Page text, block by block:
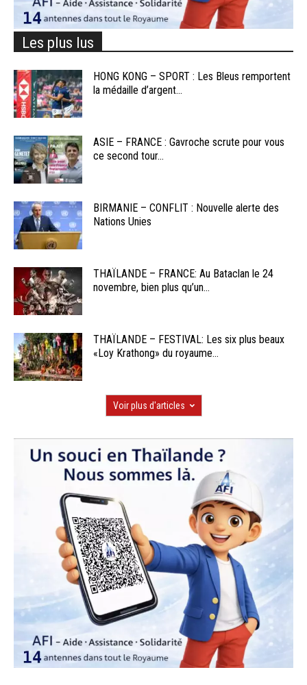
Les plus lus
HONG KONG – SPORT : Les Bleus remportent
la médaille d’argent...
ASIE – FRANCE : Gavroche scrute pour vous
ce second tour...
BIRMANIE – CONFLIT : Nouvelle alerte des
Nations Unies
THAÏLANDE – FRANCE: Au Bataclan le 24
novembre, bien plus qu’un...
THAÏLANDE – FESTIVAL: Les six plus beaux
«Loy Krathong» du royaume...
Voir plus d'articles